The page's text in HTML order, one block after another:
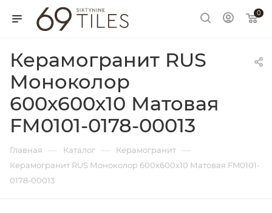
0
Керамогранит RUS
Моноколор
600х600х10 Матовая
FM0101-0178-00013
Главная — Каталог — Керамогранит —
Керамогранит RUS Моноколор 600х600х10 Матовая FM0101-
0178-00013